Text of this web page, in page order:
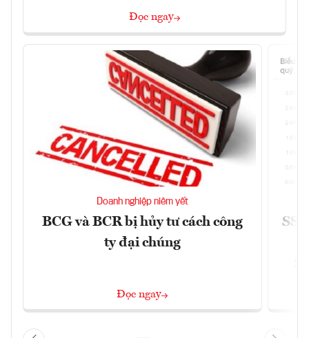
Đọc ngay
Doanh nghiệp niêm yết
BCG và BCR bị hủy tư cách công
ty đại chúng
Đọc ngay
SSI